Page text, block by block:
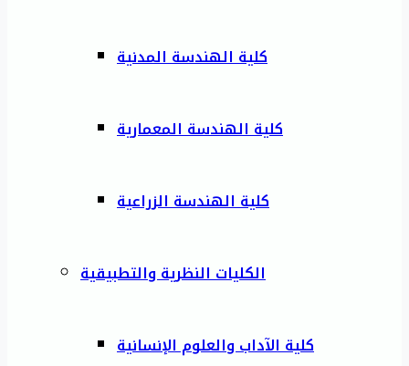
كلية الهندسة المدنية
كلية الهندسة المعمارية
كلية الهندسة الزراعية
الكليات النظرية والتطبيقية
كلية الآداب والعلوم الإنسانية